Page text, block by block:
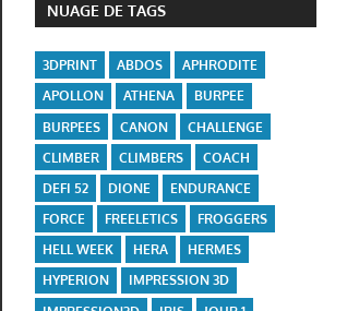
NUAGE DE TAGS
3DPRINT ABDOS
APHRODITE
APOLLON
ATHENA
BURPEE
BURPEES
CANON
CHALLENGE
CLIMBER
CLIMBERS
COACH
DEFI 52
DIONE
ENDURANCE
FORCE
FREELETICS
FROGGERS
HELL WEEK
HERA
HERMES
HYPERION
IMPRESSION 3D